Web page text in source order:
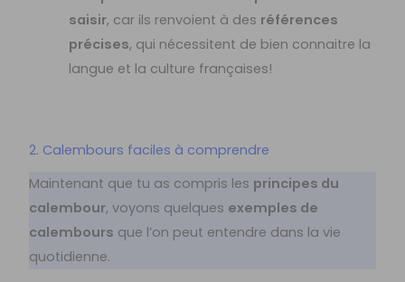
saisir, car ils renvoient à des références
précises, qui nécessitent de bien connaitre la
langue et la culture françaises!
2. Calembours faciles à comprendre
Maintenant que tu as compris les principes du
calembour, voyons quelques exemples de
calembours que l’on peut entendre dans la vie
quotidienne.